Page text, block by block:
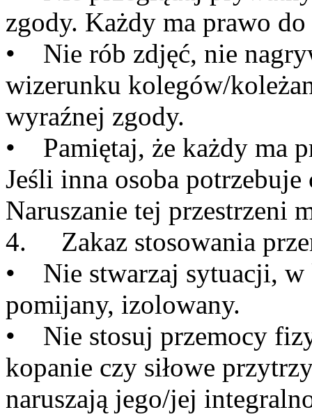
zgody. Każdy ma prawo
• Nie rób zdjęć, nie
wizerunku kolegów/
wyraźnej zgody.
• Pamiętaj, że każdy ma
Jeśli inna osoba
Naruszanie tej przestrzeni
4. Zakaz stosowania
• Nie stwarzaj sytuacji, w
pomijany, izolowany.
• Nie stosuj przemocy
kopanie czy siłowe
naruszają jego/jej